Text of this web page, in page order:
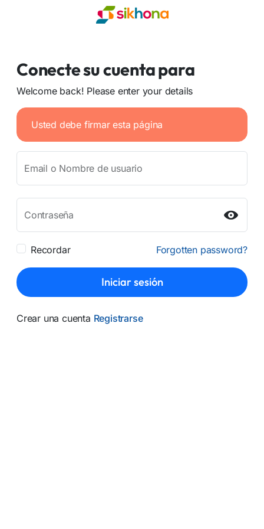
Conecte su cuenta para
Welcome back! Please enter your details
Usted debe firmar esta página
Email o Nombre de usuario
Contraseña
Recordar Forgotten password?
Iniciar sesión
Crear una cuenta Registrarse